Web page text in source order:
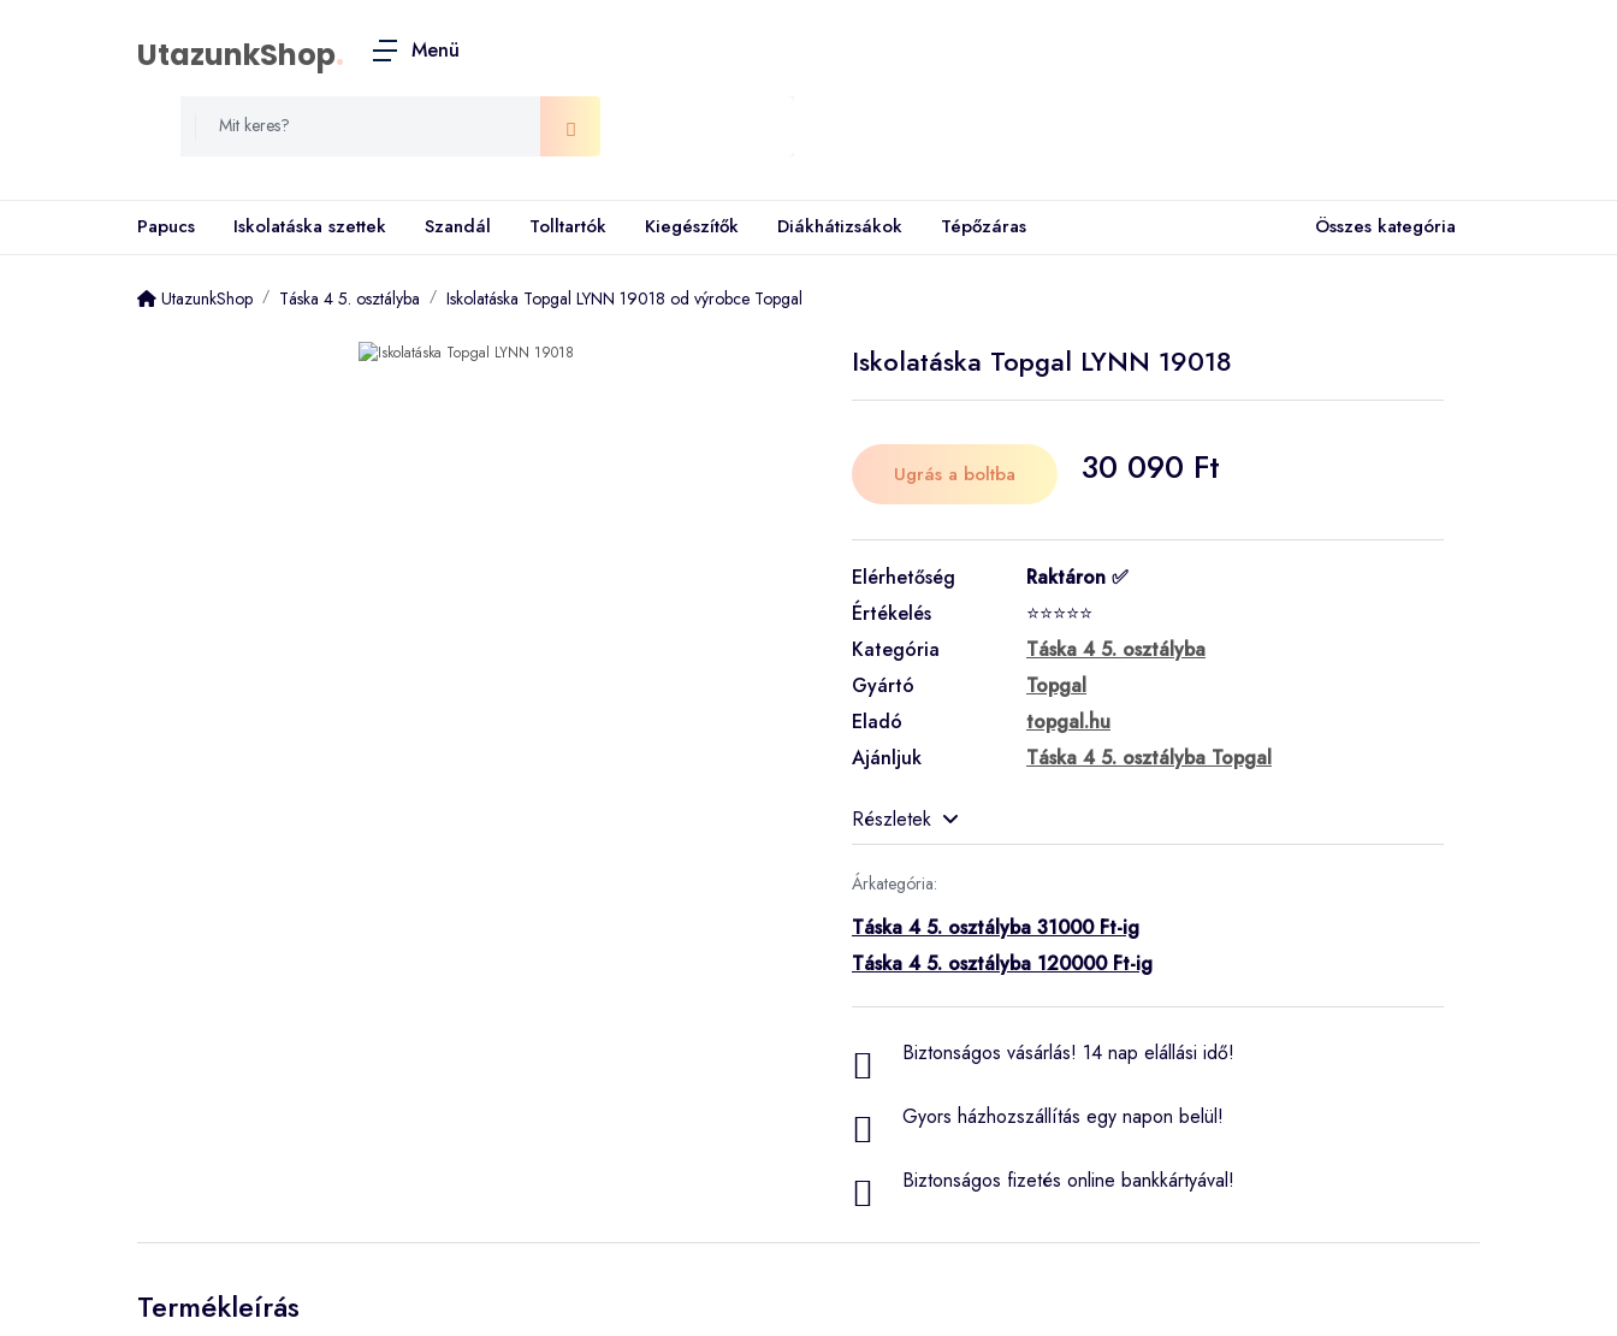
UtazunkShop. Menü
Papucs Iskolatáska szettek Szandál Tolltartók Kiegészítők Diákhátizsákok Tépőzáras Összes kategória
UtazunkShop Táska 4 5. osztályba Iskolatáska Topgal LYNN 19018 od výrobce Topgal
Iskolatáska Topgal LYNN 19018
Ugrás a boltba 30 090 Ft
Elérhetőség
Raktáron ✅
Értékelés
⭐⭐⭐⭐⭐
Kategória
Táska 4 5. osztályba
Gyártó
Topgal
Eladó
topgal.hu
Ajánljuk
Táska 4 5. osztályba Topgal
Részletek
Árkategória:
Táska 4 5. osztályba 31000 Ft-ig
Táska 4 5. osztályba 120000 Ft-ig
Biztonságos vásárlás! 14 nap elállási idő!
Gyors házhozszállítás egy napon belül!
Biztonságos fizetés online bankkártyával!
Termékleírás